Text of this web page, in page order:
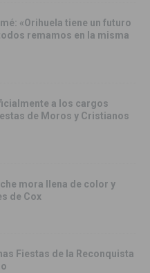
«Orihuela tiene un futuro
remamos en la misma
a los cargos
de Moros y Cristianos
mora llena de color y
de Cox
Fiestas de la Reconquista